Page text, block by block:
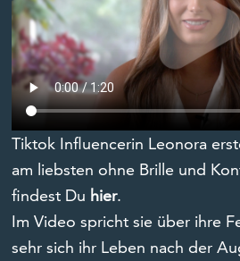
Tiktok Influencerin Leonora
am liebsten ohne Brille und
findest Du hier.
Im Video spricht sie über ihre
sehr sich ihr Leben nach der